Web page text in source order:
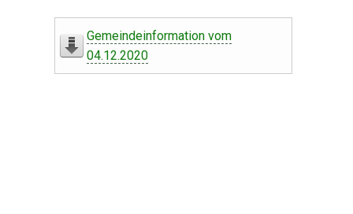
Gemeindeinformation vom
04.12.2020